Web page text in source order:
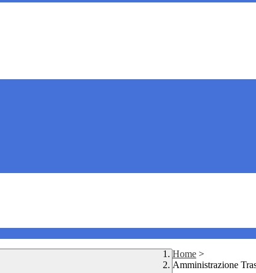
Home >
Amministrazione